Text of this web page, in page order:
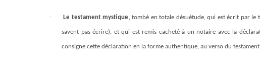
· Le testament mystique , tombé en totale désuétude, qui est écrit par
savent pas écrire), et qui est remis cacheté à un notaire avec la
consigne cette déclaration en la forme authentique, au verso du